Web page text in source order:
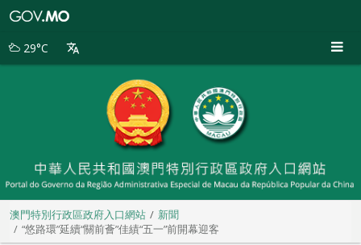
別
29°C
澳門特別行政區政府入口網站
新聞
“悠路環”延續“關前薈”佳績“五一”前開幕迎客